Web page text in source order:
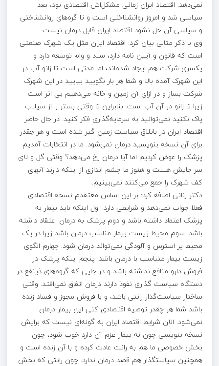
نمی‌دهد. اقتصاد ایران زمانی مشکل‌اش اقتصادی بود، بعد
سیاسی شد و امروز روانشناختی است و تا گره‌های روانشناختی
و سیاسی آن حل نشود اقتصاد ایران قابل درمان نیست.
وی با ذکر مثالی بیان کرد: اقتصاد ایران مثل یک شهرک صنعتی
است که قانون و آیین نامه دارد، سند و وام توسعه دارد و
یکسری شرکت هم ایجاد شده‌اند، اما مدتی است تا زانو آب در
این شهرک آمده بالا و شما هر بار بگویید بیایید در این شهرک
شرکت بساز و در ازای آن زمین و خانه می‌دهیم بی اثر است
زیرا تا زانو در آن آب است. بنابراین تا وقتی بستر را از سیلاب
پاک نکنید نمی‌توانید به سرمایه‌گذاری فکر کنید. در حال حاضر
اقتصاد ایران در باتلاق سیاست زمین گیر شده است و هر چقدر
برای آن نسخه بنویسید درمان نمی‌شود. ما در انتخابات آمدیم
پزشک را عوض کردیم اما آیا درمان رخ می‌دهد؟ وقتی گل و لای
سر جایش هست و هنوز ما چشم اندازی از اینکه دارند آبهای
کف شهرک را جمع می‌کنند نمی‌بینیم.
دکتر رنانی اضافه کرد: بر این اساس معتقدم نسخه اقتصادی
فعلا جواب نمی‌دهد و شرایطی دارد. اول اینکه باید بیمار به
پزشک اعتماد داشته باشد و دوم پزشک به درمان اعتقاد داشته
باشد. سوم محیط زیست بیمار مناسب درمان باشد زیرا در یک
محیط پر استرس و آلودگی نمی‌تواند درمان شود. چهارم الگوی
زیست بیمار متناسب با درمان باشد. پنجم اینکه پزشک در
فروش دارو منافع نداشته باشد و در جایی که گروه‌های ذینفع در
دستگاه سیاست گذاری نفوذ دارند درمان اتفاق نمی‌افتد. وقتی
ساختار سیاست‌گذار رانتی باشد، و با فروش مجوز و فساد زنده
باشد شما هر چقدر توصیه اقتصادی کنی این بیمار درمان
نمی‌شود. الان شرایط اقتصاد ایران به گونه‌ای نیست که برایش
نسخه بنویسی چون نه بیمار عزم آن دارد خوب شود، چون
بخش خصوصی ما هم به رانت عادت کرده و با آن زنده است و
همچنین سیاستگذار هم قصد درمان ندارد. چون رانتی که بخش